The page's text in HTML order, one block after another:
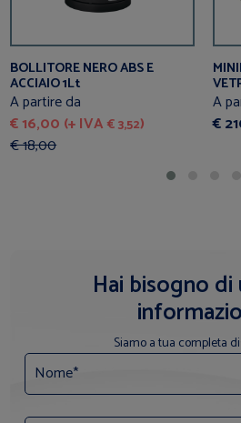
BOLLITORE NERO ABS E
ACCIAIO 1Lt
A partire da
€ 16,00 (+ IVA€ 3,52)
€ 18,00
A
€
Hai bisogno
Siamo a tua completa